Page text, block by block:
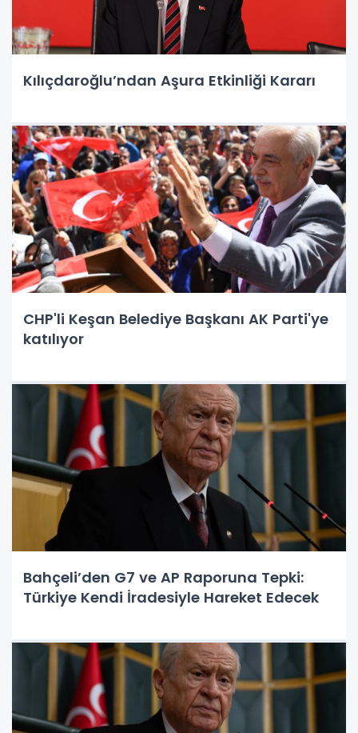
Kılıçdaroğlu’ndan Aşura Etkinliği Kararı
CHP'li Keşan Belediye Başkanı AK Parti'ye
katılıyor
Bahçeli’den G7 ve AP Raporuna Tepki:
Türkiye Kendi İradesiyle Hareket Edecek